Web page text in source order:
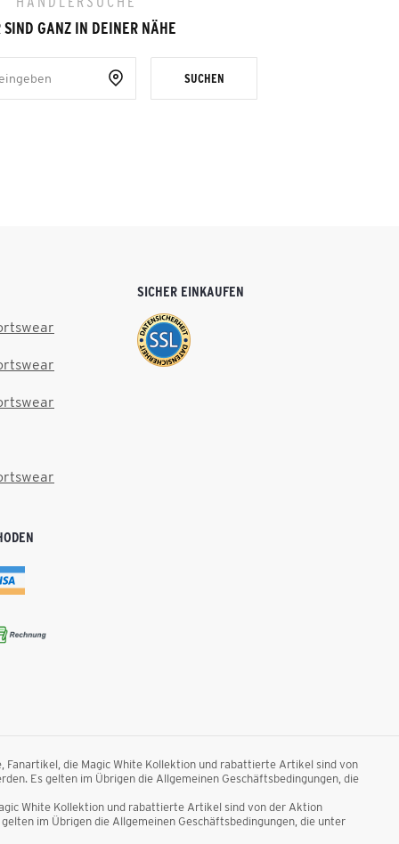
SIND GANZ IN DEINER NÄHE
SUCHEN
SICHER EINKAUFEN
Fanartikel, die Magic White Kollektion und rabattierte Artikel sind von
Es gelten im Übrigen die Allgemeinen Geschäftsbedingungen, die
White Kollektion und rabattierte Artikel sind von der Aktion
im Übrigen die Allgemeinen Geschäftsbedingungen, die unter